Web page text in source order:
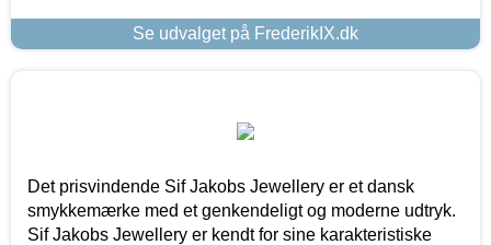
Se udvalget på FrederikIX.dk
Det prisvindende Sif Jakobs Jewellery er et dansk
smykkemærke med et genkendeligt og moderne udtryk.
Sif Jakobs Jewellery er kendt for sine karakteristiske